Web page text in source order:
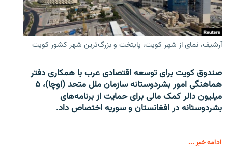
آرشیف، نمای از شهر کویت، پایتخت و بزرگ‌ترین شهر کشور کویت
صندوق کویت برای توسعه اقتصادی عرب با همکاری دفتر
هماهنگی امور بشردوستانه سازمان ملل متحد (اوچا)، ۵
میلیون دالر کمک مالی برای حمایت از برنامه‌های
بشردوستانه در افغانستان و سوریه اختصاص داد.
ادامه خبر ...